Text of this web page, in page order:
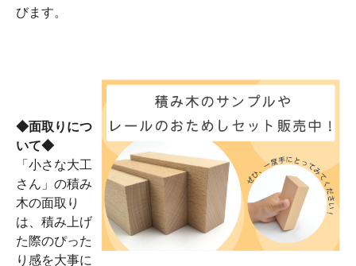
びます。
◆面取りにつ
いて◆
「小さな大工
さん」の積み
木の面取り
は、積み上げ
た際のぴった
り感を大事に